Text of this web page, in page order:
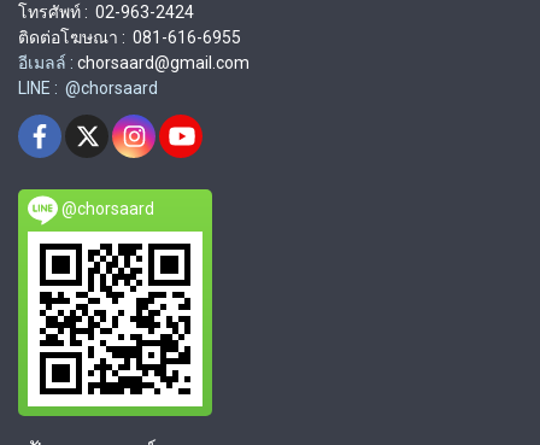
โทรศัพท์ : 02-963-2424
ติดต่อโฆษณา : 081-616-6955
อีเมลล์ : chorsaard@gmail.com
LINE : @chorsaard
@chorsaard